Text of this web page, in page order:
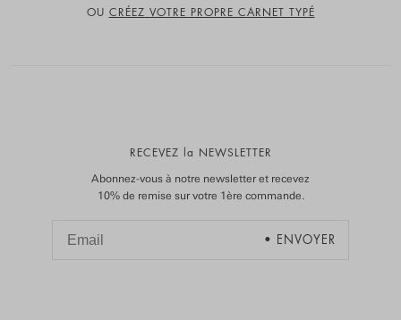
OU CRÉEZ VOTRE PROPRE CARNET TYPÉ
RECEVEZ la NEWSLETTER
Abonnez-vous à notre newsletter et recevez
10% de remise sur votre 1ère commande.